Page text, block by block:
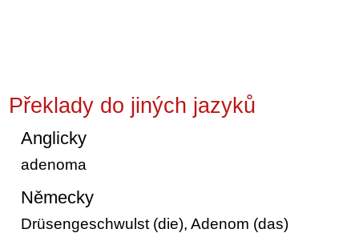
Překlady do jiných jazyků
Anglicky
adenoma
Německy
Drüsengeschwulst (die), Adenom (das)